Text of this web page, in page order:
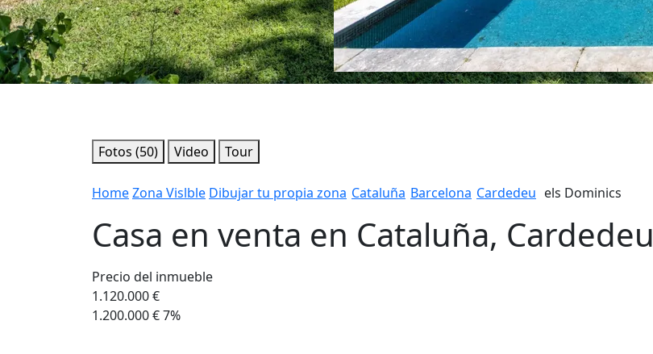
Fotos (50) Video Tour
HomeZona Vislble Dibujar tu propia zona Cataluña Barcelona Cardedeu els Dominics
Casa en venta en Cataluña, Cardedeu
Precio del inmueble
1.120.000 €
1.200.000 €7%